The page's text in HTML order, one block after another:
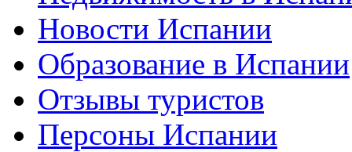
Новости Испании
Образование в Испании
Отзывы туристов
Персоны Испании